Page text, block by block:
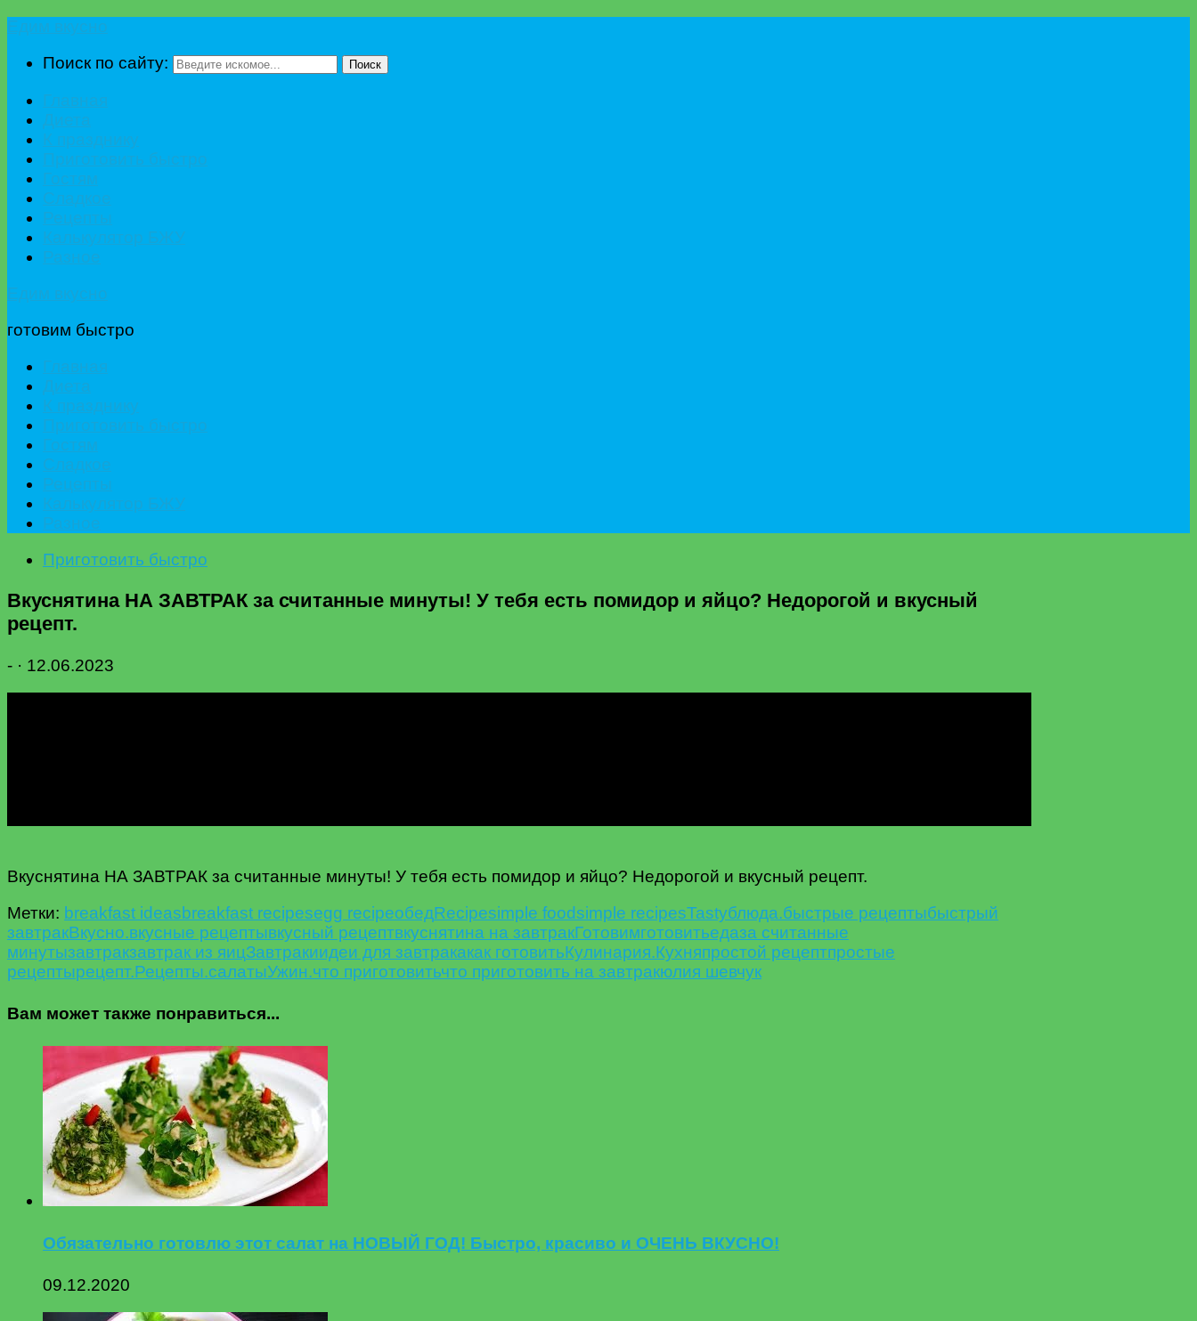
Поиск по сайту:
Поиск
готовим быстро
Приготовить быстро
Вкуснятина НА ЗАВТРАК за считанные минуты! У тебя есть помидор и яйцо? Недорогой и вкусный
рецепт.
- · 12.06.2023
Вкуснятина НА ЗАВТРАК за считанные минуты! У тебя есть помидор и яйцо? Недорогой и вкусный рецепт.
Метки: breakfast ideasbreakfast recipesegg recipeoбедRecipesimple foodsimple recipesTastyблюда.быстрые рецептыбыстрый
завтракВкусно.вкусные рецептывкусный рецептвкуснятина на завтракГотовимготовитьедаза считанные
минутызавтракзавтрак из яицЗавтракиидеи для завтракакак готовитьКулинария.Кухняпростой рецептпростые
рецептырецепт.Рецепты.салатыУжин.что приготовитьчто приготовить на завтракюлия шевчук
Вам может также понравиться...
Обязательно готовлю этот салат на НОВЫЙ ГОД! Быстро, красиво и ОЧЕНЬ ВКУСНО!
09.12.2020